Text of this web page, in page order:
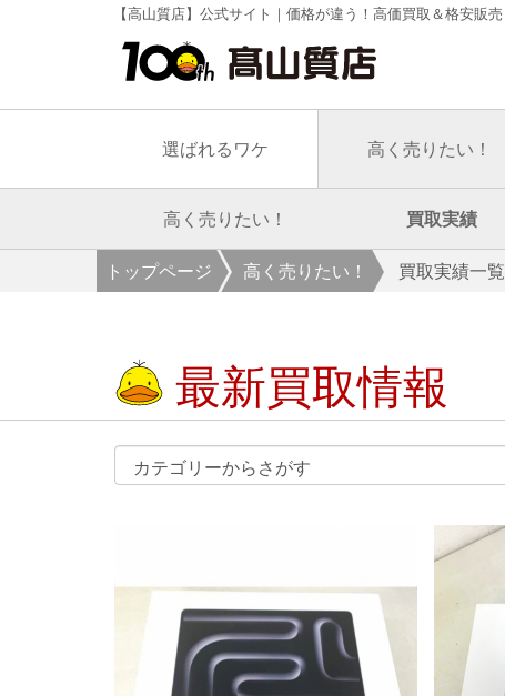
【高山質店】公式サイト｜価格が違う！高価買取＆格安販売
選ばれるワケ 高く売りたい！
高く売りたい！ 買取実績
トップページ 高く売りたい！ 買取実績一覧
最新買取情報